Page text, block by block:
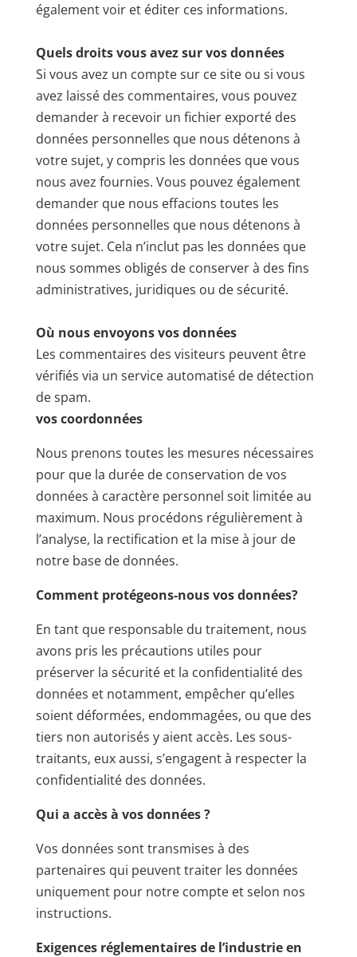
également voir et éditer ces informations.
Quels droits vous avez sur vos données
Si vous avez un compte sur ce site ou si vous
avez laissé des commentaires, vous pouvez
demander à recevoir un fichier exporté des
données personnelles que nous détenons à
votre sujet, y compris les données que vous
nous avez fournies. Vous pouvez également
demander que nous effacions toutes les
données personnelles que nous détenons à
votre sujet. Cela n’inclut pas les données que
nous sommes obligés de conserver à des fins
administratives, juridiques ou de sécurité.
Où nous envoyons vos données
Les commentaires des visiteurs peuvent être
vérifiés via un service automatisé de détection
de spam.
vos coordonnées
Nous prenons toutes les mesures nécessaires
pour que la durée de conservation de vos
données à caractère personnel soit limitée au
maximum. Nous procédons régulièrement à
l’analyse, la rectification et la mise à jour de
notre base de données.
Comment protégeons-nous vos données?
En tant que responsable du traitement, nous
avons pris les précautions utiles pour
préserver la sécurité et la confidentialité des
données et notamment, empêcher qu’elles
soient déformées, endommagées, ou que des
tiers non autorisés y aient accès. Les sous-
traitants, eux aussi, s’engagent à respecter la
confidentialité des données.
Qui a accès à vos données ?
Vos données sont transmises à des
partenaires qui peuvent traiter les données
uniquement pour notre compte et selon nos
instructions.
Exigences réglementaires de l’industrie en